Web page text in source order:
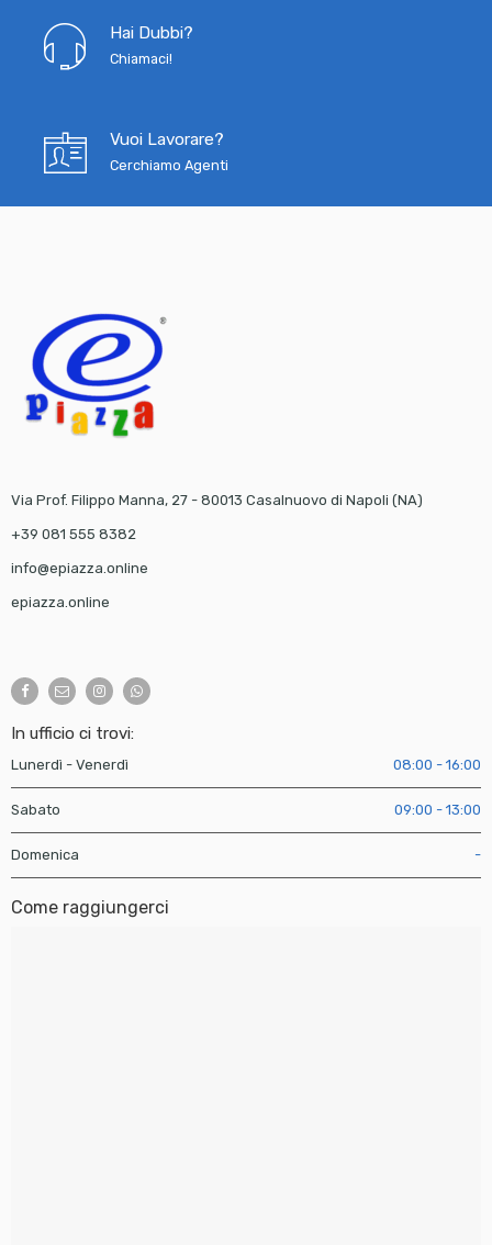
Hai Dubbi?
Chiamaci!
Vuoi Lavorare?
Cerchiamo Agenti
Via Prof. Filippo Manna, 27 - 80013 Casalnuovo di Napoli (NA)
+39 081 555 8382
info@epiazza.online
epiazza.online
In ufficio ci trovi:
Lunerdì - Venerdì 08:00 - 16:00
Sabato 09:00 - 13:00
Domenica -
Come raggiungerci